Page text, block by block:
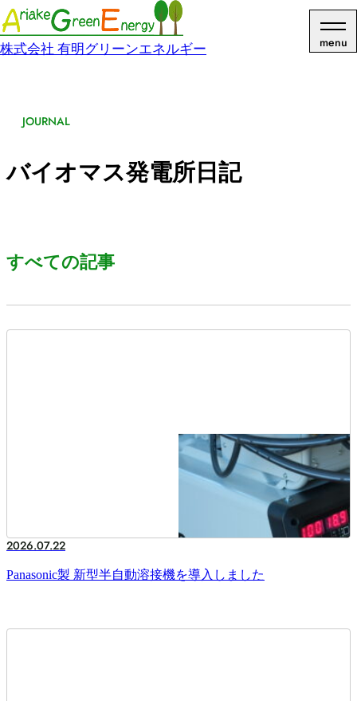
株式会社 有明グリーンエネルギー menu
バイオマス発電所日記
JOURNAL
すべての記事
2026.07.22
Panasonic製 新型半自動溶接機を導入しました